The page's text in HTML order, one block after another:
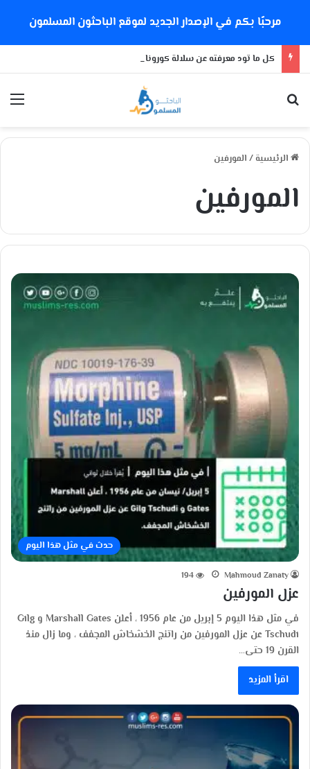
مرحبًا بكم في الإصدار الجديد لموقع الباحثون المسلمون
كل ما تود معرفته عن سلالة كورونا الجديدة
الرئيسية / المورفين
المورفين
حدث في مثل هذا اليوم
Mahmoud Zanaty
194
عزل المورفين
في مثل هذا اليوم 5 إبريل من عام 1956 ، أعلن Marshall Gates و Gilg
Tschudi عن عزل المورفين من راتنج الخشخاش المجفف ، وما زال منذ
القرن 19 حتى…
اقرأ المزيد